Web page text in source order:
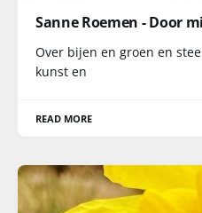
Sanne Roemen - Door
Over bijen en groen en
kunst en
READ MORE